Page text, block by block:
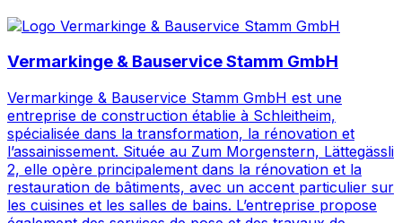
Vermarkinge & Bauservice Stamm GmbH
Vermarkinge & Bauservice Stamm GmbH est une
entreprise de construction établie à Schleitheim,
spécialisée dans la transformation, la rénovation et
l’assainissement. Située au Zum Morgenstern, Lättegässli
2, elle opère principalement dans la rénovation et la
restauration de bâtiments, avec un accent particulier sur
les cuisines et les salles de bains. L’entreprise propose